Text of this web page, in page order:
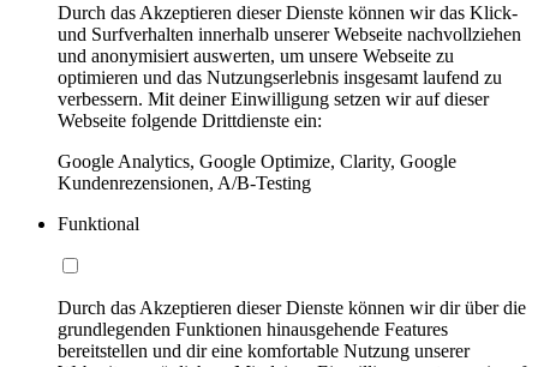
Durch das Akzeptieren dieser Dienste können wir das Klick-
und Surfverhalten innerhalb unserer Webseite nachvollziehen
und anonymisiert auswerten, um unsere Webseite zu
optimieren und das Nutzungserlebnis insgesamt laufend zu
verbessern. Mit deiner Einwilligung setzen wir auf dieser
Webseite folgende Drittdienste ein:
Google Analytics, Google Optimize, Clarity, Google
Kundenrezensionen, A/B-Testing
Funktional
Durch das Akzeptieren dieser Dienste können wir dir über die
grundlegenden Funktionen hinausgehende Features
bereitstellen und dir eine komfortable Nutzung unserer